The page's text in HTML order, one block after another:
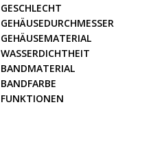
GESCHLECHT
GEHÄUSEDURCHMESSER
GEHÄUSEMATERIAL
WASSERDICHTHEIT
BANDMATERIAL
BANDFARBE
FUNKTIONEN